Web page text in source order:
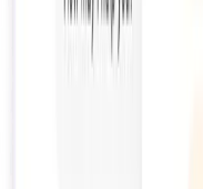
他40以上の言語をネ
ショッパーはポルト
語でサポートを受け
トにルーティングす